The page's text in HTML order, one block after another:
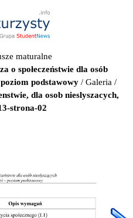
maturalne
o społeczeństwie dla osób
podstawowy / Galeria /
dla osob nieslyszacych,
strona-02